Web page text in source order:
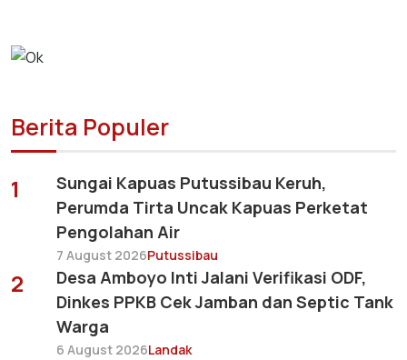
Berita Populer
1
Sungai Kapuas Putussibau Keruh,
Perumda Tirta Uncak Kapuas Perketat
Pengolahan Air
7 August 2026Putussibau
2
Desa Amboyo Inti Jalani Verifikasi ODF,
Dinkes PPKB Cek Jamban dan Septic Tank
Warga
6 August 2026Landak